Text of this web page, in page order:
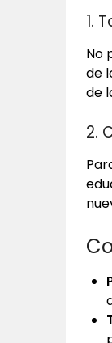
1.
No
de
de
2.